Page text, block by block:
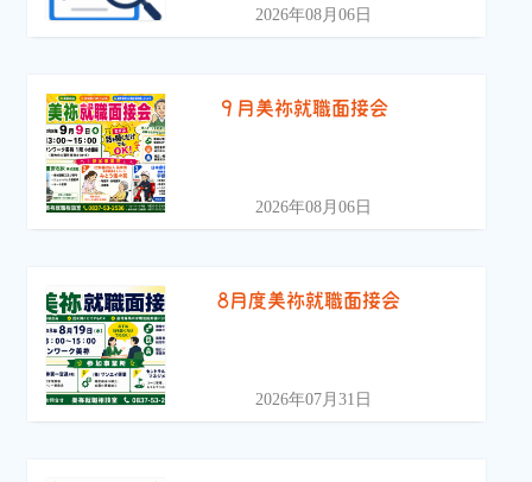
2026年08月06日
９月美祢就職面接会
2026年08月06日
8月度美祢就職面接会
2026年07月31日